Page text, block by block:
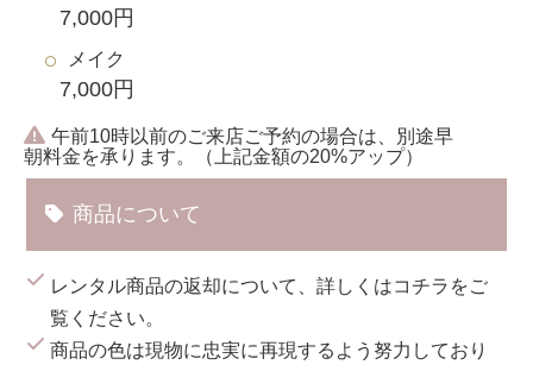
7,000円
メイク
7,000円
午前10時以前のご来店ご予約の場合は、別途早
朝料金を承ります。（上記金額の20%アップ）
商品について
レンタル商品の返却について、詳しくはコチラ をご
覧ください。
商品の色は現物に忠実に再現するよう努力しており